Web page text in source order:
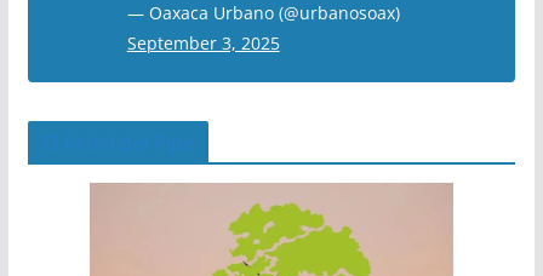
— Oaxaca Urbano (@urbanosoax)
September 3, 2025